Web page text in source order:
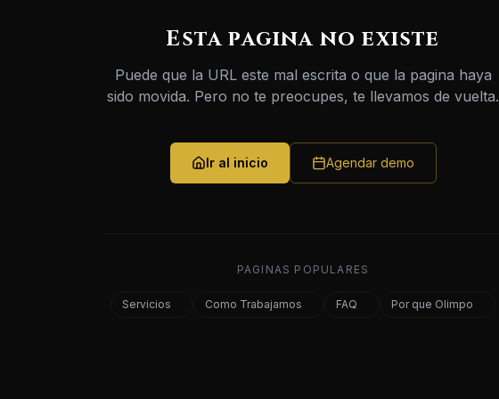
Esta pagina no existe
Puede que la URL este mal escrita o que la pagina haya
sido movida. Pero no te preocupes, te llevamos de vuelta.
Ir al inicio Agendar demo
PAGINAS POPULARES
Servicios Como Trabajamos FAQ Por que Olimpo